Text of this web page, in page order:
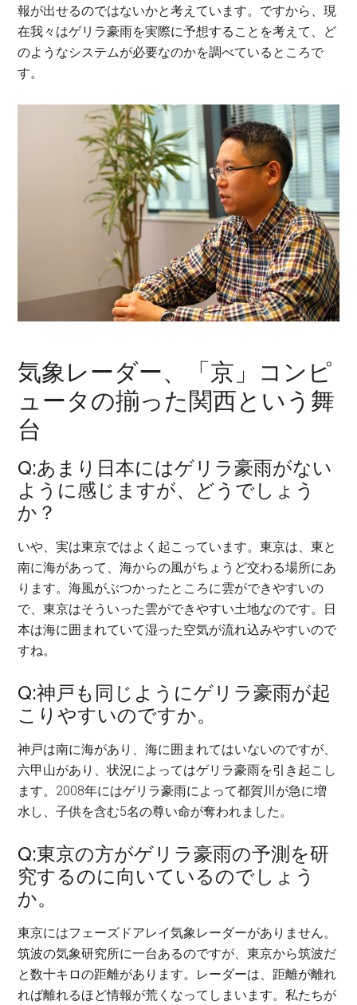
報が出せるのではないかと考えています。ですから、現
在我々はゲリラ豪雨を実際に予想することを考えて、ど
のようなシステムが必要なのかを調べているところで
す。
気象レーダー、「京」コンピ
ュータの揃った関西という舞
台
Q:あまり日本にはゲリラ豪雨がない
ように感じますが、どうでしょう
か？
いや、実は東京ではよく起こっています。東京は、東と
南に海があって、海からの風がちょうど交わる場所にあ
ります。海風がぶつかったところに雲ができやすいの
で、東京はそういった雲ができやすい土地なのです。日
本は海に囲まれていて湿った空気が流れ込みやすいので
すね。
Q:神戸も同じようにゲリラ豪雨が起
こりやすいのですか。
神戸は南に海があり、海に囲まれてはいないのですが、
六甲山があり、状況によってはゲリラ豪雨を引き起こし
ます。2008年にはゲリラ豪雨によって都賀川が急に増
水し、子供を含む5名の尊い命が奪われました。
Q:東京の方がゲリラ豪雨の予測を研
究するのに向いているのでしょう
か。
東京にはフェーズドアレイ気象レーダーがありません。
筑波の気象研究所に一台あるのですが、東京から筑波だ
と数十キロの距離があります。レーダーは、距離が離れ
れば離れるほど情報が荒くなってしまいます。私たちが